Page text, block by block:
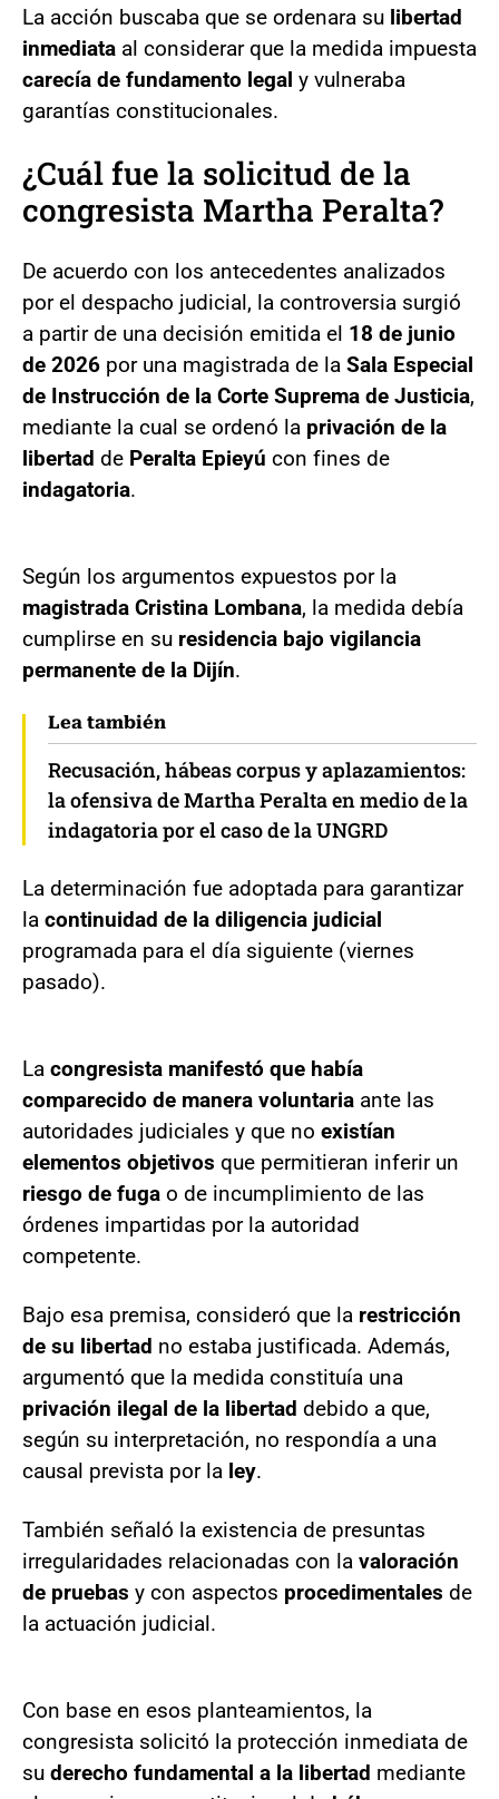
La acción buscaba que se ordenara su libertad
inmediata al considerar que la medida impuesta
carecía de fundamento legal y vulneraba
garantías constitucionales.
¿Cuál fue la solicitud de la
congresista Martha Peralta?
De acuerdo con los antecedentes analizados
por el despacho judicial, la controversia surgió
a partir de una decisión emitida el 18 de junio
de 2026 por una magistrada de la Sala Especial
de Instrucción de la Corte Suprema de Justicia,
mediante la cual se ordenó la privación de la
libertad de Peralta Epieyú con fines de
indagatoria.
Según los argumentos expuestos por la
magistrada Cristina Lombana, la medida debía
cumplirse en su residencia bajo vigilancia
permanente de la Dijín.
Lea también
Recusación, hábeas corpus y aplazamientos:
la ofensiva de Martha Peralta en medio de la
indagatoria por el caso de la UNGRD
La determinación fue adoptada para garantizar
la continuidad de la diligencia judicial
programada para el día siguiente (viernes
pasado).
La congresista manifestó que había
comparecido de manera voluntaria ante las
autoridades judiciales y que no existían
elementos objetivos que permitieran inferir un
riesgo de fuga o de incumplimiento de las
órdenes impartidas por la autoridad
competente.
Bajo esa premisa, consideró que la restricción
de su libertad no estaba justificada. Además,
argumentó que la medida constituía una
privación ilegal de la libertad debido a que,
según su interpretación, no respondía a una
causal prevista por la ley.
También señaló la existencia de presuntas
irregularidades relacionadas con la valoración
de pruebas y con aspectos procedimentales de
la actuación judicial.
Con base en esos planteamientos, la
congresista solicitó la protección inmediata de
su derecho fundamental a la libertad mediante